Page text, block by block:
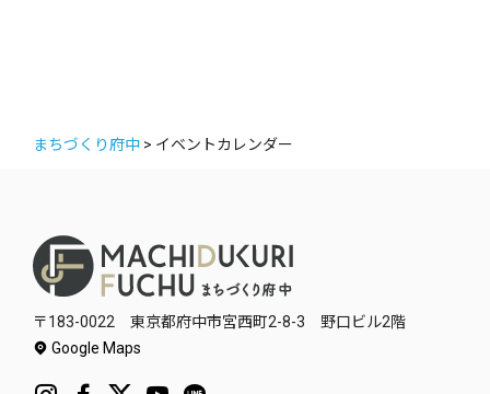
まちづくり府中 > イベントカレンダー
〒183-0022 東京都府中市宮西町2-8-3 野口ビル2階
Google Maps